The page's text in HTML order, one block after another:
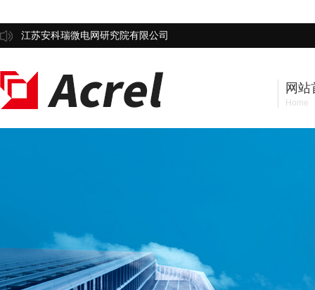
江苏安科瑞微电网研究院有限公司
网站
Home